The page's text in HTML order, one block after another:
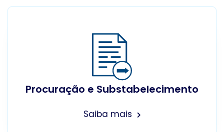
Procuração e Substabelecimento
Saiba mais